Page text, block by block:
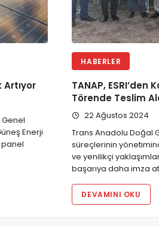
Genel
Enerji
HABERLER
TANAP, ESRI’den
Törende Teslim
22 Ağustos 2024
Trans Anadolu Doğal
süreçlerinin
ve yenilikçi
başarıya daha imza
DEVAMINI OKU